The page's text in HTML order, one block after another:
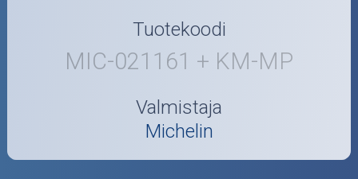
Tuotekoodi
MIC-021161 + KM-MP
Valmistaja
Michelin